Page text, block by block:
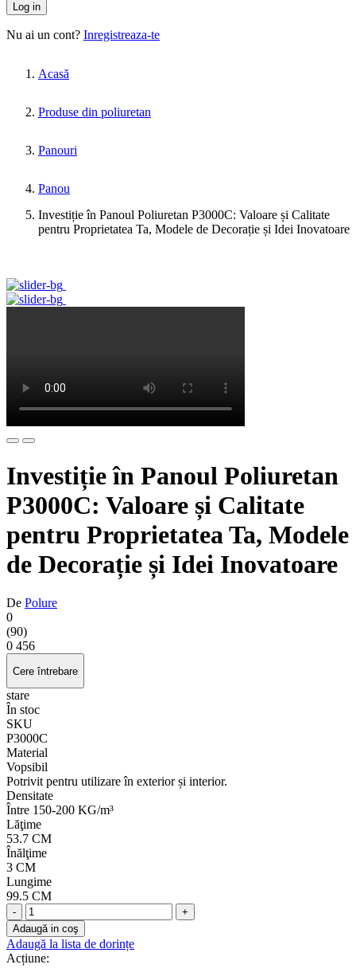
Log in
Nu ai un cont? Inregistreaza-te
Acasă
Produse din poliuretan
Panouri
Panou
Investiție în Panoul Poliuretan P3000C: Valoare și Calitate
pentru Proprietatea Ta, Modele de Decorație și Idei Inovatoare
Investiție în Panoul Poliuretan
P3000C: Valoare și Calitate
pentru Proprietatea Ta, Modele
de Decorație și Idei Inovatoare
De Polure
0
(90)
0 456
Cere întrebare
stare
În stoc
SKU
P3000C
Material
Vopsibil
Potrivit pentru utilizare în exterior și interior.
Densitate
Între 150-200 KG/m³
Lăţime
53.7 CM
Înălţime
3 CM
Lungime
99.5 CM
-
+
Adaugă in coş
Adaugă la lista de dorințe
Acțiune: